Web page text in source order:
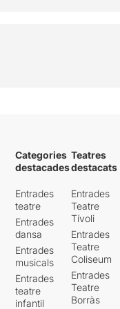
Categories
destacades
Entrades
teatre
Entrades
dansa
Entrades
musicals
Entrades
teatre
infantil
Teatres
destacats
Entrades
Teatre
Tívoli
Entrades
Teatre
Coliseum
Entrades
Teatre
Borràs